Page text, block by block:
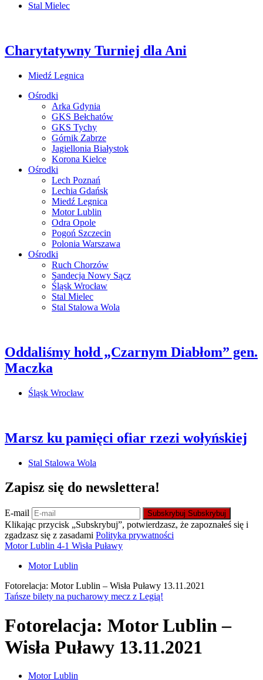
Stal Mielec
Charytatywny Turniej dla Ani
Miedź Legnica
Ośrodki
Arka Gdynia
GKS Bełchatów
GKS Tychy
Górnik Zabrze
Jagiellonia Białystok
Korona Kielce
Ośrodki
Lech Poznań
Lechia Gdańsk
Miedź Legnica
Motor Lublin
Odra Opole
Pogoń Szczecin
Polonia Warszawa
Ośrodki
Ruch Chorzów
Sandecja Nowy Sącz
Śląsk Wrocław
Stal Mielec
Stal Stalowa Wola
Oddaliśmy hołd „Czarnym Diabłom” gen.
Maczka
Śląsk Wrocław
Marsz ku pamięci ofiar rzezi wołyńskiej
Stal Stalowa Wola
Zapisz się do newslettera!
E-mail Subskrybuj Subskrybuj
Klikając przycisk „Subskrybuj”, potwierdzasz, że zapoznałeś się i
zgadzasz się z zasadami Polityka prywatności
Motor Lublin 4-1 Wisła Puławy
Motor Lublin
Fotorelacja: Motor Lublin – Wisła Puławy 13.11.2021
Tańsze bilety na pucharowy mecz z Legią!
Fotorelacja: Motor Lublin –
Wisła Puławy 13.11.2021
Motor Lublin